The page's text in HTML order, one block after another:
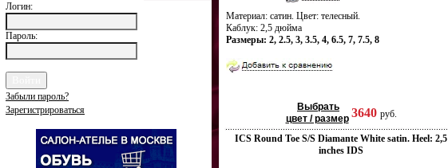
Логин:
Пароль:
Забыли пароль?
Зарегистрироваться
Материал: сатин. Цвет: телесный.
Каблук: 2,5 дюйма
Размеры: 2, 2.5, 3, 3.5, 4, 6.5, 7, 7.5, 8
Выбрать
цвет / размер 3640 руб.
ICS Round Toe S/S Diamante White satin. Heel: 2,5
inches IDS